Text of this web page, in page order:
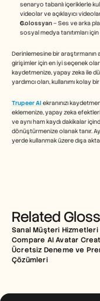
senaryo tabanlı içeriklerle
videolar ve açıklayıcı
Colossyan – Ses ve arka
sosyal medya tanıtımları
Derinlemesine bir
girişimler için en iyi seçenek
kaydetmenize, yapay zeka ile
yardımcı olan, kullanımı kolay
Trupeer AIekranınızı
eklemenize, yapay zeka
ve aynı ham kaydı dakikalar
dönüştürmenize olanak tanır.
yerde kullanmak üzere dışa
Related
Sanal Müşteri Hizmetleri
Compare AI Avatar
Ücretsiz Deneme ve
Çözümleri